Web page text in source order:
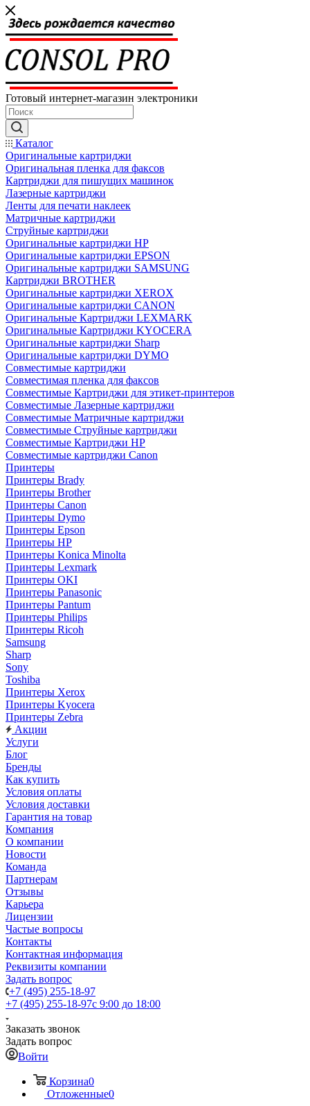
Готовый интернет-магазин электроники
Каталог
Оригинальные картриджи
Оригинальная пленка для факсов
Картриджи для пишущих машинок
Лазерные картриджи
Ленты для печати наклеек
Матричные картриджи
Струйные картриджи
Оригинальные картриджи HP
Оригинальные картриджи EPSON
Оригинальные картриджи SAMSUNG
Картриджи BROTHER
Оригинальные картриджи XEROX
Оригинальные картриджи CANON
Оригинальные Картриджи LEXMARK
Оригинальные Картриджи KYOCERA
Оригинальные картриджи Sharp
Оригинальные картриджи DYMO
Совместимые картриджи
Совместимая пленка для факсов
Совместимые Картриджи для этикет-принтеров
Совместимые Лазерные картриджи
Совместимые Матричные картриджи
Совместимые Струйные картриджи
Совместимые Картриджи HP
Совместимые картриджи Canon
Принтеры
Принтеры Brady
Принтеры Brother
Принтеры Canon
Принтеры Dymo
Принтеры Epson
Принтеры HP
Принтеры Konica Minolta
Принтеры Lexmark
Принтеры OKI
Принтеры Panasonic
Принтеры Pantum
Принтеры Philips
Принтеры Ricoh
Samsung
Sharp
Sony
Toshiba
Принтеры Xerox
Принтеры Kyocera
Принтеры Zebra
Акции
Услуги
Блог
Бренды
Как купить
Условия оплаты
Условия доставки
Гарантия на товар
Компания
О компании
Новости
Команда
Партнерам
Отзывы
Карьера
Лицензии
Частые вопросы
Контакты
Контактная информация
Реквизиты компании
Задать вопрос
+7 (495) 255-18-97
+7 (495) 255-18-97с 9:00 до 18:00
Заказать звонок
Задать вопрос
Войти
Корзина0
Отложенные0